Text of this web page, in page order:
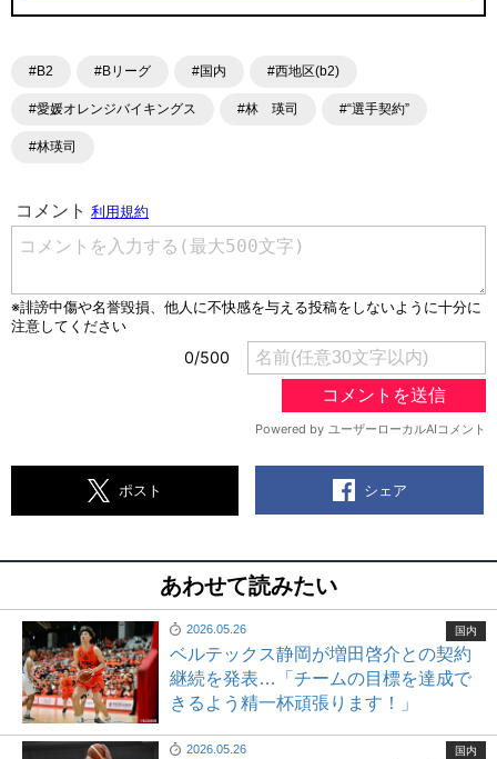
#B2 #Bリーグ #国内 #西地区(b2)
#愛媛オレンジバイキングス #林 瑛司 #“選手契約”
#林瑛司
ポスト シェア
あわせて読みたい
2026.05.26
ベルテックス静岡が増田啓介との契約
継続を発表…「チームの目標を達成で
きるよう精一杯頑張ります！」
国内
2026.05.26 国内